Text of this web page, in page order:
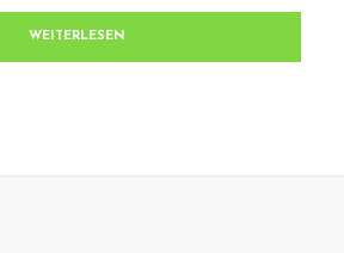
WEITERLESEN